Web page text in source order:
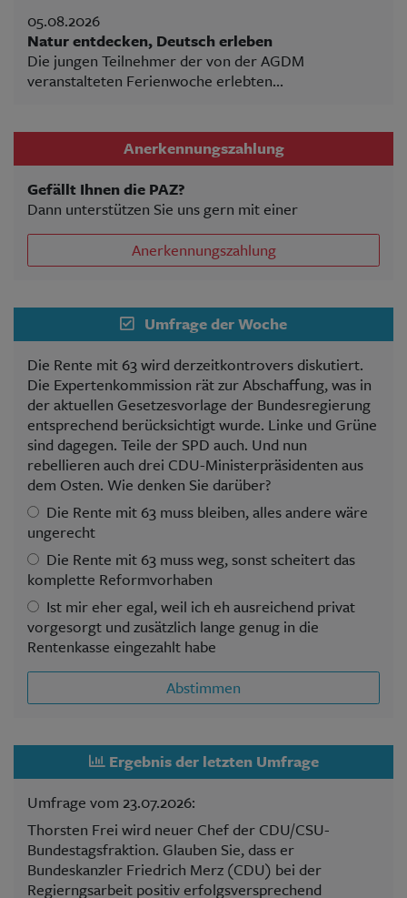
05.08.2026
Natur entdecken, Deutsch erleben
Die jungen Teilnehmer der von der AGDM
veranstalteten Ferienwoche erlebten...
Anerkennungszahlung
Gefällt Ihnen die PAZ?
Dann unterstützen Sie uns gern mit einer
Anerkennungszahlung
Umfrage der Woche
Die Rente mit 63 wird derzeitkontrovers diskutiert.
Die Expertenkommission rät zur Abschaffung, was in
der aktuellen Gesetzesvorlage der Bundesregierung
entsprechend berücksichtigt wurde. Linke und Grüne
sind dagegen. Teile der SPD auch. Und nun
rebellieren auch drei CDU-Ministerpräsidenten aus
dem Osten. Wie denken Sie darüber?
Die Rente mit 63 muss bleiben, alles andere wäre
ungerecht
Die Rente mit 63 muss weg, sonst scheitert das
komplette Reformvorhaben
Ist mir eher egal, weil ich eh ausreichend privat
vorgesorgt und zusätzlich lange genug in die
Rentenkasse eingezahlt habe
Abstimmen
Ergebnis der letzten Umfrage
Umfrage vom 23.07.2026:
Thorsten Frei wird neuer Chef der CDU/CSU-
Bundestagsfraktion. Glauben Sie, dass er
Bundeskanzler Friedrich Merz (CDU) bei der
Regierngsarbeit positiv erfolgsversprechend